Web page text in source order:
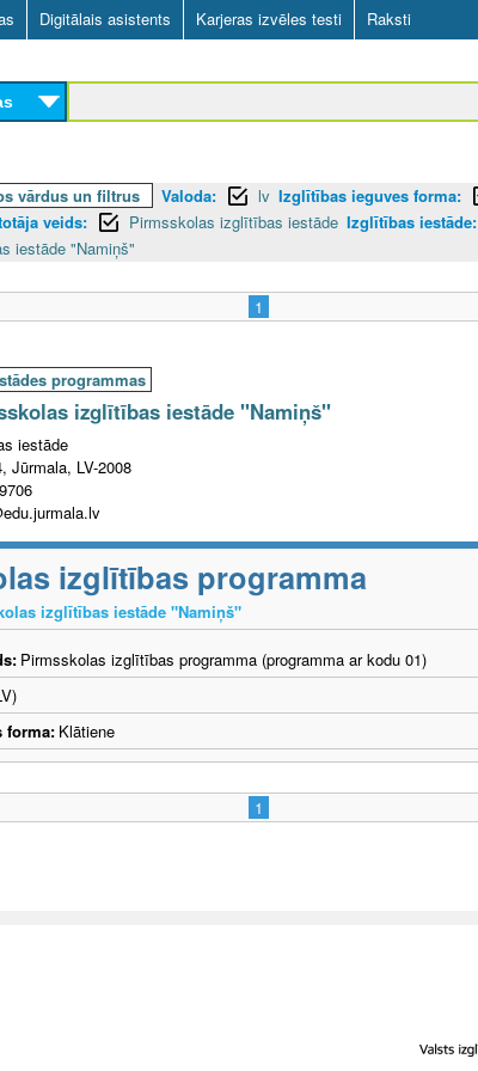
Digitālais asistents Karjeras izvēles testi Raksti
vārdus un filtrus Valoda: lv Izglītības ieguves forma:
veids: Pirmsskolas izglītības iestāde Izglītības iestāde:
iestāde "Namiņš"
1
programmas
izglītības iestāde "Namiņš"
iestāde
Jūrmala, LV-2008
izglītības programma
izglītības iestāde "Namiņš"
Pirmsskolas izglītības programma (programma ar kodu 01)
forma: Klātiene
1